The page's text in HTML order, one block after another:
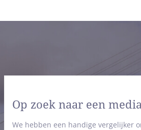
Op zoek naar een
We hebben een handige vergelijker